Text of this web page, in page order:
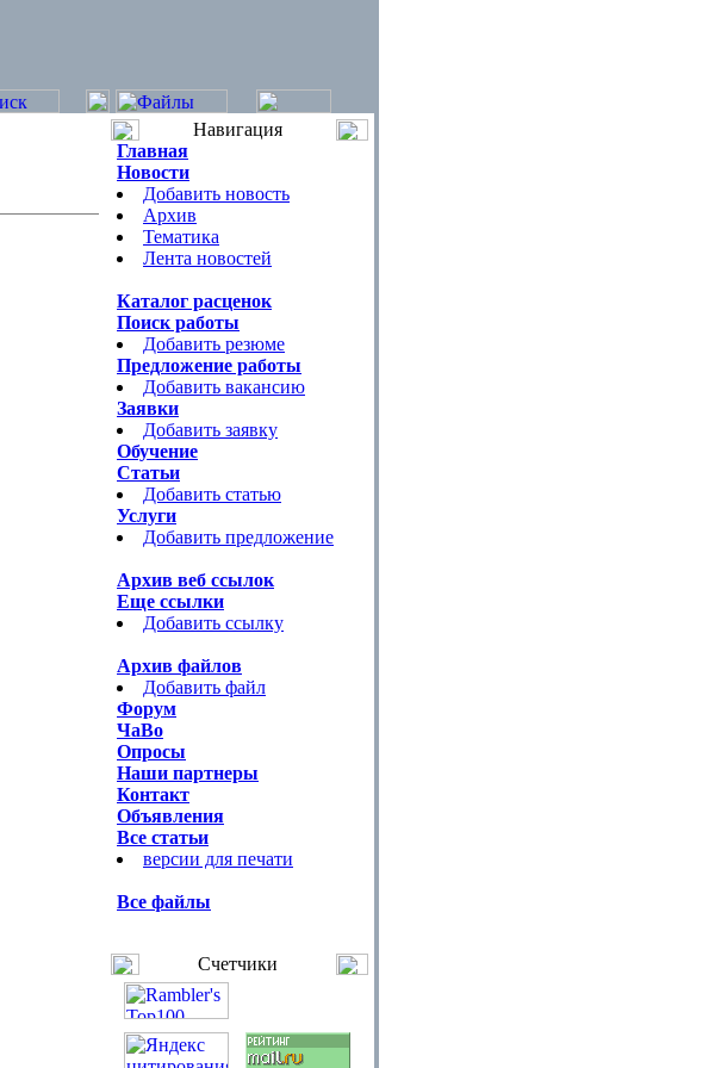
Навигация
Главная
Новости
Добавить новость
Архив
Тематика
Лента новостей
Каталог расценок
Поиск работы
Добавить резюме
Предложение работы
Добавить вакансию
Заявки
Добавить заявку
Обучение
Статьи
Добавить статью
Услуги
Добавить предложение
Архив веб ссылок
Еще ссылки
Добавить ссылку
Архив файлов
Добавить файл
Форум
ЧаВо
Опросы
Наши партнеры
Контакт
Объявления
Все статьи
версии для печати
Все файлы
Счетчики